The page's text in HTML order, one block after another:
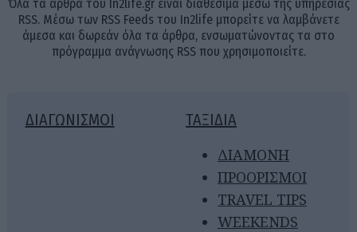
Όλα τα άρθρα του In2life.gr είναι διαθέσιμα μέσω της υπηρεσίας
RSS. Μέσω των RSS Feeds του In2life μπορείτε να λαμβάνετε
άμεσα και δωρεάν όλα τα άρθρα, ενσωματώνοντας τα στο
πρόγραμμα ανάγνωσης RSS που χρησιμοποιείτε.
ΔΙΑΓΩΝΙΣΜΟΙ
ΤΑΞΙΔΙΑ
ΔΙΑΜΟΝΗ
ΠΡΟΟΡΙΣΜΟΙ
TRAVEL TIPS
WEEKENDS